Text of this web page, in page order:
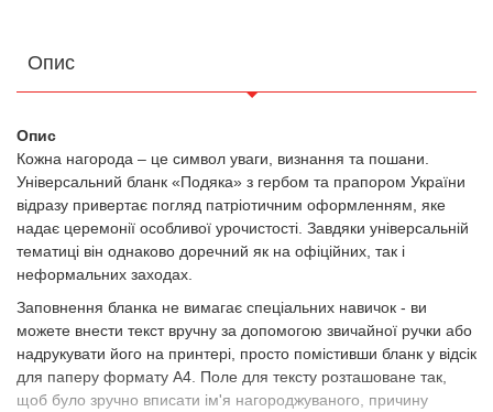
Опис
Опис
Кожна нагорода – це символ уваги, визнання та пошани.
Універсальний бланк «Подяка» з гербом та прапором України
відразу привертає погляд патріотичним оформленням, яке
надає церемонії особливої урочистості. Завдяки універсальній
тематиці він однаково доречний як на офіційних, так і
неформальних заходах.
Заповнення бланка не вимагає спеціальних навичок - ви
можете внести текст вручну за допомогою звичайної ручки або
надрукувати його на принтері, просто помістивши бланк у відсік
для паперу формату А4. Поле для тексту розташоване так,
щоб було зручно вписати ім'я нагороджуваного, причину